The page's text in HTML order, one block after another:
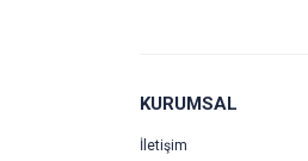
KURUMSAL
İletişim